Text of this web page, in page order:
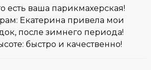
есть ваша парикмахерская!
Екатерина привела мои
после зимнего периода!
быстро и качественно!